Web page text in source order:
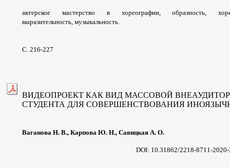
актерское мастерство в хореографии, образность,
выразительность, музыкальность.
С. 216-227
ВИДЕОПРОЕКТ КАК ВИД МАССОВОЙ
СТУДЕНТА ДЛЯ СОВЕРШЕНСТВОВАНИЯ
Ваганова Н. В., Карпова Ю. Н., Савицкая А. О.
DOI: 10.31862/2218-8711-